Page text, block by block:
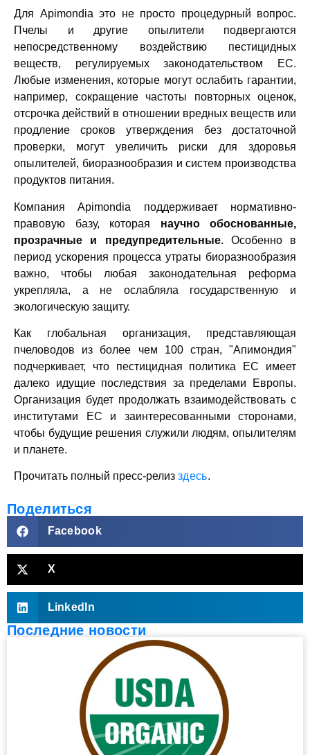
Для Apimondia это не просто процедурный вопрос.
Пчелы и другие опылители подвергаются
непосредственному воздействию пестицидных
веществ, регулируемых законодательством ЕС.
Любые изменения, которые могут ослабить гарантии,
например, сокращение частоты повторных оценок,
отсрочка действий в отношении вредных веществ или
продление сроков утверждения без достаточной
проверки, могут увеличить риски для здоровья
опылителей, биоразнообразия и систем производства
продуктов питания.
Компания Apimondia поддерживает нормативно-
правовую базу, которая научно обоснованные,
прозрачные и предупредительные. Особенно в
период ускорения процесса утраты биоразнообразия
важно, чтобы любая законодательная реформа
укрепляла, а не ослабляла государственную и
экологическую защиту.
Как глобальная организация, представляющая
пчеловодов из более чем 100 стран, "Апимондия"
подчеркивает, что пестицидная политика ЕС имеет
далеко идущие последствия за пределами Европы.
Организация будет продолжать взаимодействовать с
институтами ЕС и заинтересованными сторонами,
чтобы будущие решения служили людям, опылителям
и планете.
Прочитать полный пресс-релиз здесь.
Поделиться
Facebook
X
LinkedIn
Последние новости